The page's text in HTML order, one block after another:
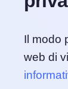
Il modo
web di